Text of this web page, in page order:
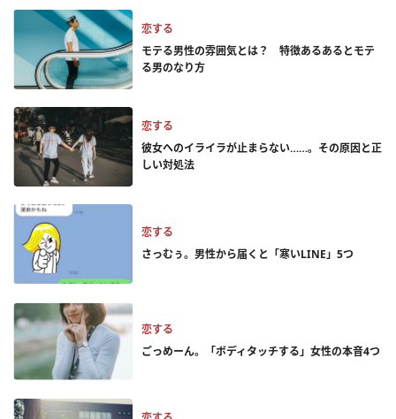
恋する
モテる男性の雰囲気とは？ 特徴あるあるとモテ
る男のなり方
恋する
彼女へのイライラが止まらない……。その原因と正
しい対処法
恋する
さっむぅ。男性から届くと「寒いLINE」5つ
恋する
ごっめーん。「ボディタッチする」女性の本音4つ